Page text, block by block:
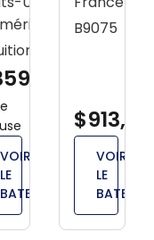
VOIR
LE
BATEAU
B9075
VOIR
LE
BATEAU